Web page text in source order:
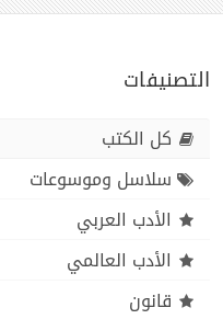
التصنيفات
كل الكتب
سلاسل وموسوعات
الأدب العربي
الأدب العالمي
قانون